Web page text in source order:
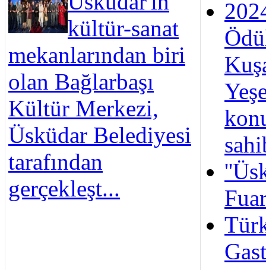
kültür-sanat
mekanlarından biri
olan Bağlarbaşı
Kültür Merkezi,
Üsküdar Belediyesi
tarafından
gerçekleşt...